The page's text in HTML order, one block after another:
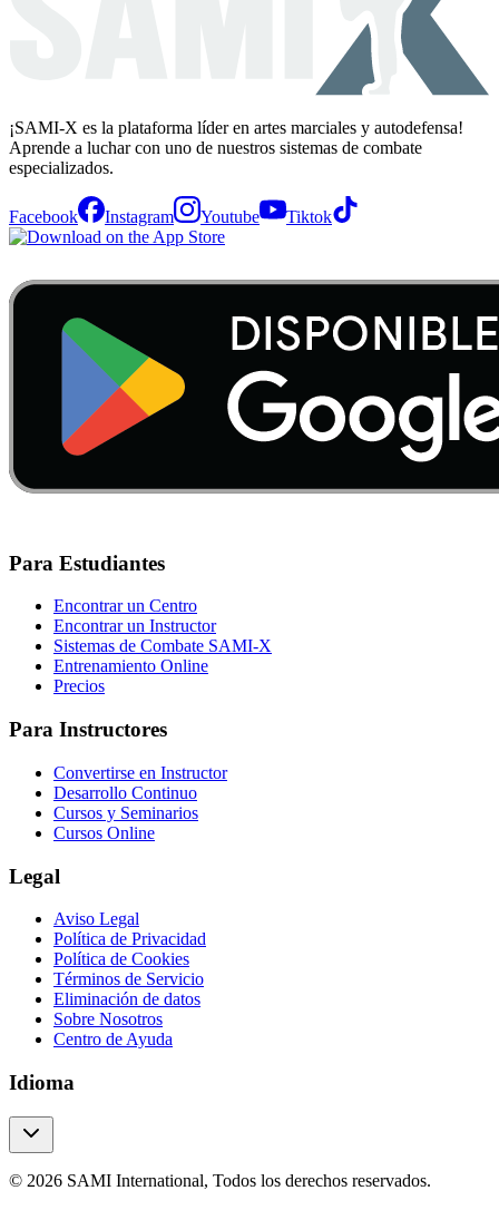
¡SAMI-X es la plataforma líder en artes marciales y autodefensa!
Aprende a luchar con uno de nuestros sistemas de combate
especializados.
Facebook Instagram Youtube Tiktok
Para Estudiantes
Encontrar un Centro
Encontrar un Instructor
Sistemas de Combate SAMI-X
Entrenamiento Online
Precios
Para Instructores
Convertirse en Instructor
Desarrollo Continuo
Cursos y Seminarios
Cursos Online
Legal
Aviso Legal
Política de Privacidad
Política de Cookies
Términos de Servicio
Eliminación de datos
Sobre Nosotros
Centro de Ayuda
Idioma
© 2026 SAMI International, Todos los derechos reservados.